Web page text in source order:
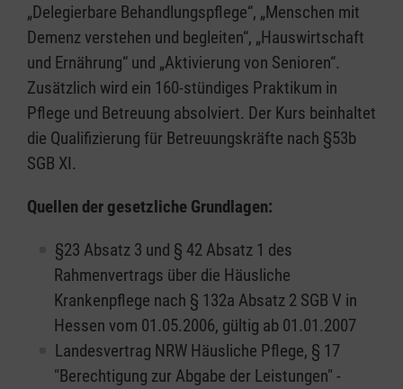
„Delegierbare Behandlungspflege“, „Menschen mit
Demenz verstehen und begleiten“, „Hauswirtschaft
und Ernährung“ und „Aktivierung von Senioren“.
Zusätzlich wird ein 160-stündiges Praktikum in
Pflege und Betreuung absolviert. Der Kurs beinhaltet
die Qualifizierung für Betreuungskräfte nach §53b
SGB XI.
Quellen der gesetzliche Grundlagen:
§23 Absatz 3 und § 42 Absatz 1 des
Rahmenvertrags über die Häusliche
Krankenpflege nach § 132a Absatz 2 SGB V in
Hessen vom 01.05.2006, gültig ab 01.01.2007
Landesvertrag NRW Häusliche Pflege, § 17
"Berechtigung zur Abgabe der Leistungen" -